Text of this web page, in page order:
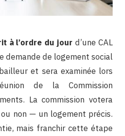
à l’ordre du jour d’une CAL
demande de logement social
et sera examinée lors
de la Commission
La commission votera
non — un logement précis.
mais franchir cette étape